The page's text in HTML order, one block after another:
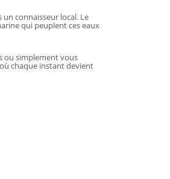
un connaisseur local. Le
qui peuplent ces eaux
ou simplement vous
chaque instant devient